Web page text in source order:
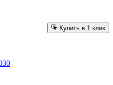
Купить в 1 клик